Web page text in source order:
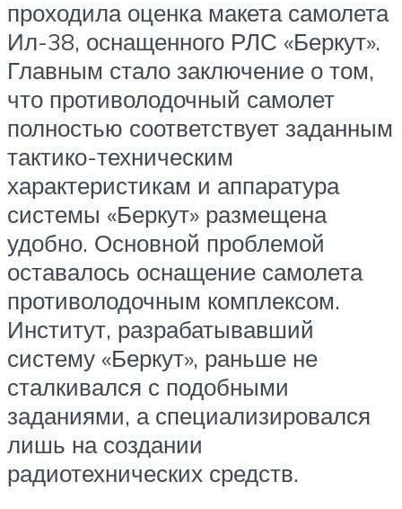
проходила оценка макета самолета
Ил-38, оснащенного РЛС «Беркут».
Главным стало заключение о том,
что противолодочный самолет
полностью соответствует заданным
тактико-техническим
характеристикам и аппаратура
системы «Беркут» размещена
удобно. Основной проблемой
оставалось оснащение самолета
противолодочным комплексом.
Институт, разрабатывавший
систему «Беркут», раньше не
сталкивался с подобными
заданиями, а специализировался
лишь на создании
радиотехнических средств.